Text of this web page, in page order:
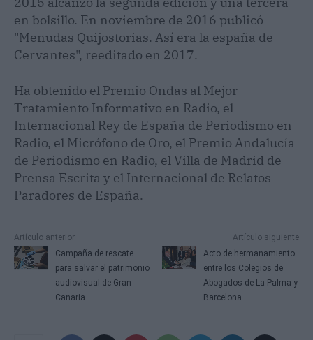
en bolsillo. En noviembre de 2016 publicó
"Menudas Quijostorias. Así era la españa de
Cervantes", reeditado en 2017.
Ha obtenido el Premio Ondas al Mejor
Tratamiento Informativo en Radio, el
Internacional Rey de España de Periodismo en
Radio, el Micrófono de Oro, el Premio Andalucía
de Periodismo en Radio, el Villa de Madrid de
Prensa Escrita y el Internacional de Relatos
Paradores de España.
Artículo anterior
Campaña de rescate
para salvar el patrimonio
audiovisual de Gran
Canaria
Artículo siguiente
Acto de hermanamiento
entre los Colegios de
Abogados de La Palma y
Barcelona